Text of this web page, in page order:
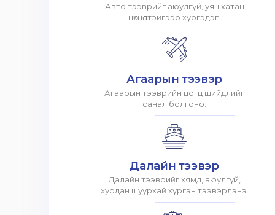
Авто тээврийг аюулгүй, уян хатан
нөхцөлтэйгээр хүргэдэг.
Агаарын тээвэр
Агаарын тээврийн цогц шийдлийг
санал болгоно.
Далайн тээвэр
Далайн тээврийг хямд, аюулгүй,
хурдан шуурхай хүргэн тээвэрлэнэ.